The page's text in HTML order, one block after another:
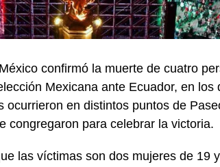
confirmó la muerte de cuatro
Mexicana ante Ecuador, en los
ocurrieron en distintos puntos de
congregaron para celebrar la victoria.
las víctimas son dos mujeres de 19